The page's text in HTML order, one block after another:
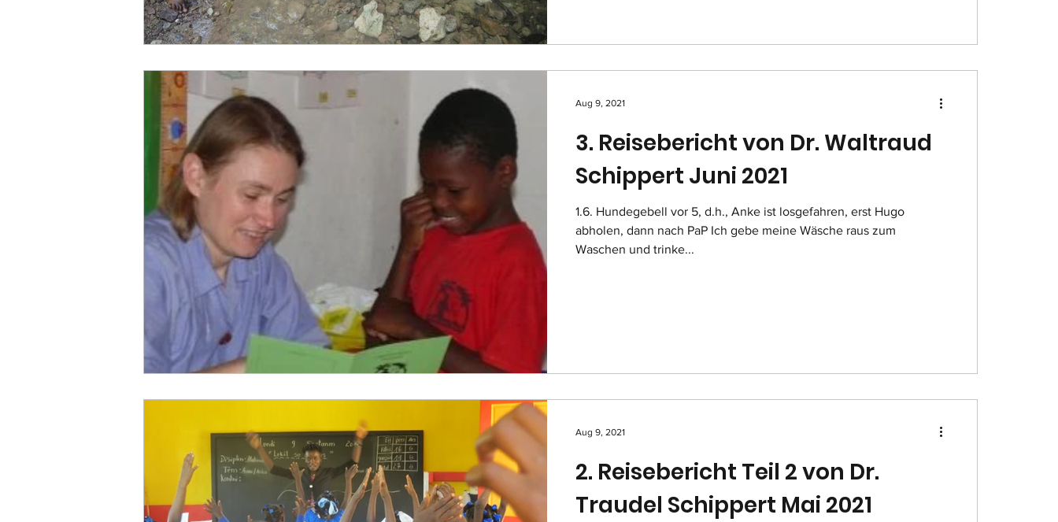
3. Reisebericht von Dr. Waltraud
Schippert Juni 2021
1.6. Hundegebell vor 5, d.h., Anke ist losgefahren, erst Hugo
abholen, dann nach PaP Ich gebe meine Wäsche raus zum
Waschen und trinke...
Aug 9, 2021
2. Reisebericht Teil 2 von Dr.
Traudel Schippert Mai 2021
Aug 9, 2021